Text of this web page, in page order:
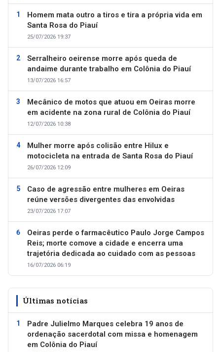
Homem mata outro a tiros e tira a própria vida em
Santa Rosa do Piauí
25/07/2026 19:37
Serralheiro oeirense morre após queda de
andaime durante trabalho em Colônia do Piauí
13/07/2026 16:57
Mecânico de motos que atuou em Oeiras morre
em acidente na zona rural de Colônia do Piauí
12/07/2026 10:38
Mulher morre após colisão entre Hilux e
motocicleta na entrada de Santa Rosa do Piauí
26/07/2026 12:09
Caso de agressão entre mulheres em Oeiras
reúne versões divergentes das envolvidas
23/07/2026 17:07
Oeiras perde o farmacêutico Paulo Jorge Campos
Reis; morte comove a cidade e encerra uma
trajetória dedicada ao cuidado com as pessoas
16/07/2026 06:19
Últimas notícias
Padre Julielmo Marques celebra 19 anos de
ordenação sacerdotal com missa e homenagem
em Colônia do Piauí